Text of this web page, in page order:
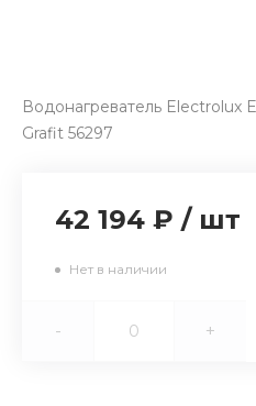
Водонагреватель
Grafit 56297
42 194 ₽ / шт
Нет в наличии
- +